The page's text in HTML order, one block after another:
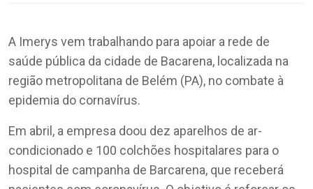
A Imerys vem trabalhando para apoiar a rede de
saúde pública da cidade de Bacarena, localizada na
região metropolitana de Belém (PA), no combate à
epidemia do cornavírus.
Em abril, a empresa doou dez aparelhos de ar-
condicionado e 100 colchões hospitalares para o
hospital de campanha de Barcarena, que receberá